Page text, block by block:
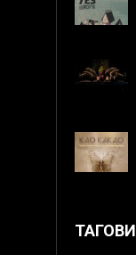
ТАГОВИ